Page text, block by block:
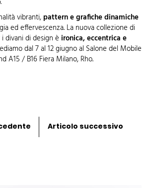
vibranti, pattern e grafiche dinamiche
ed effervescenza. La nuova collezione di
divani di design è ironica,eccentrica e
dal 7 al 12 giugno al Salone del Mobile
A15 / B16 Fiera Milano, Rho.
Articolo successivo